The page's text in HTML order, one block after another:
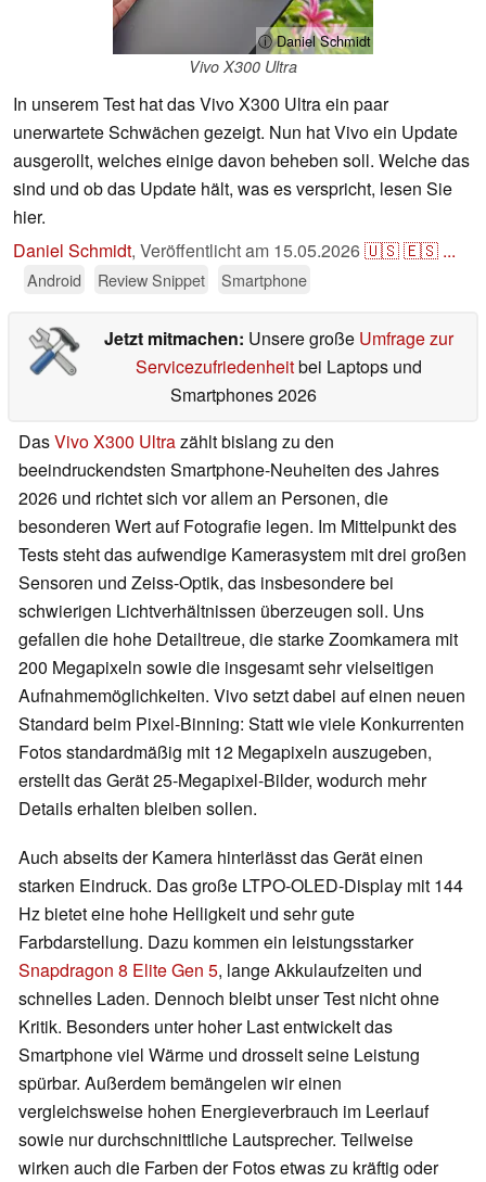
ⓘ Daniel Schmidt
Vivo X300 Ultra
In unserem Test hat das Vivo X300 Ultra ein paar
unerwartete Schwächen gezeigt. Nun hat Vivo ein Update
ausgerollt, welches einige davon beheben soll. Welche das
sind und ob das Update hält, was es verspricht, lesen Sie
hier.
Daniel Schmidt, Veröffentlicht am 15.05.2026🇺🇸🇪🇸 ...
Android Review Snippet Smartphone
Jetzt mitmachen: Unsere große Umfrage zur
Servicezufriedenheitbei Laptops und
Smartphones 2026
DasVivo X300 Ultrazählt bislang zu den
beeindruckendsten Smartphone-Neuheiten des Jahres
2026 und richtet sich vor allem an Personen, die
besonderen Wert auf Fotografie legen. Im Mittelpunkt des
Tests steht das aufwendige Kamerasystem mit drei großen
Sensoren und Zeiss-Optik, das insbesondere bei
schwierigen Lichtverhältnissen überzeugen soll. Uns
gefallen die hohe Detailtreue, die starke Zoomkamera mit
200 Megapixeln sowie die insgesamt sehr vielseitigen
Aufnahmemöglichkeiten. Vivo setzt dabei auf einen neuen
Standard beim Pixel-Binning: Statt wie viele Konkurrenten
Fotos standardmäßig mit 12 Megapixeln auszugeben,
erstellt das Gerät 25-Megapixel-Bilder, wodurch mehr
Details erhalten bleiben sollen.
Auch abseits der Kamera hinterlässt das Gerät einen
starken Eindruck. Das große LTPO-OLED-Display mit 144
Hz bietet eine hohe Helligkeit und sehr gute
Farbdarstellung. Dazu kommen ein leistungsstarker
Snapdragon 8 Elite Gen 5, lange Akkulaufzeiten und
schnelles Laden. Dennoch bleibt unser Test nicht ohne
Kritik. Besonders unter hoher Last entwickelt das
Smartphone viel Wärme und drosselt seine Leistung
spürbar. Außerdem bemängelen wir einen
vergleichsweise hohen Energieverbrauch im Leerlauf
sowie nur durchschnittliche Lautsprecher. Teilweise
wirken auch die Farben der Fotos etwas zu kräftig oder